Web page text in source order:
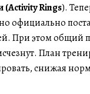
(Activity Rings).
официально
При этом общий
План
снижая